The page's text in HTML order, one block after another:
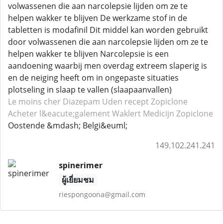
volwassenen die aan narcolepsie lijden om ze te
helpen wakker te blijven De werkzame stof in de
tabletten is modafinil Dit middel kan worden gebruikt
door volwassenen die aan narcolepsie lijden om ze te
helpen wakker te blijven Narcolepsie is een
aandoening waarbij men overdag extreem slaperig is
en de neiging heeft om in ongepaste situaties
plotseling in slaap te vallen (slaapaanvallen)
Le moins cher Diazepam Uden recept Zopiclone
Acheter l&eacute;galement Waklert Medicijn Zopiclone
Oostende &mdash; Belgi&euml;
149.102.241.241
spinerimer
ผู้เยี่ยมชม
riespongoona@gmail.com